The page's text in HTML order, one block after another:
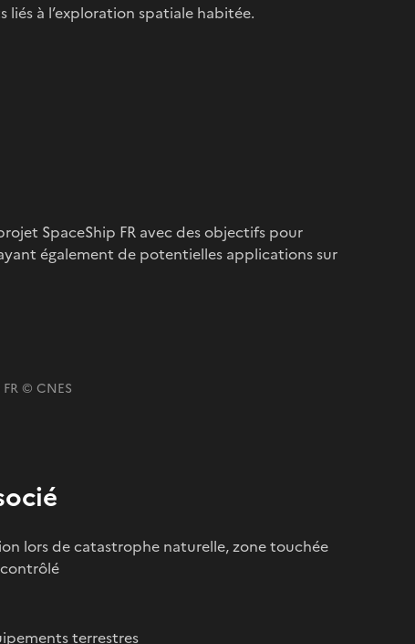
à l’exploration spatiale habitée.
SpaceShip FR avec des objectifs pour
également de potentielles applications sur
© CNES
lors de catastrophe naturelle, zone touchée
terrestres